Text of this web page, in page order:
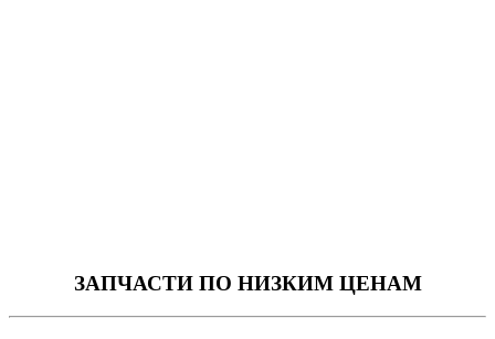
ЗАПЧАСТИПО НИЗКИМ ЦЕНАМ